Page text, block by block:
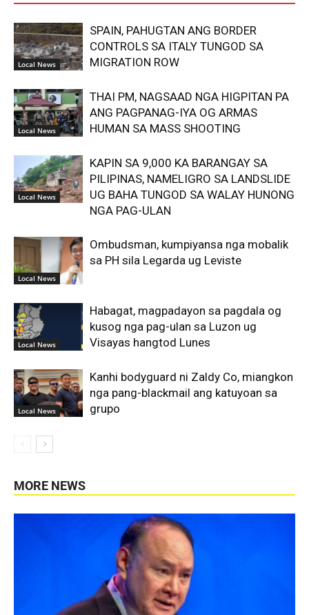
Local News
SPAIN, PAHUGTAN ANG BORDER
CONTROLS SA ITALY TUNGOD SA
MIGRATION ROW
Local News
THAI PM, NAGSAAD NGA HIGPITAN PA
ANG PAGPANAG-IYA OG ARMAS
HUMAN SA MASS SHOOTING
Local News
KAPIN SA 9,000 KA BARANGAY SA
PILIPINAS, NAMELIGRO SA LANDSLIDE
UG BAHA TUNGOD SA WALAY HUNONG
NGA PAG-ULAN
Local News
Ombudsman, kumpiyansa nga mobalik
sa PH sila Legarda ug Leviste
Local News
Habagat, magpadayon sa pagdala og
kusog nga pag-ulan sa Luzon ug
Visayas hangtod Lunes
Local News
Kanhi bodyguard ni Zaldy Co, miangkon
nga pang-blackmail ang katuyoan sa
grupo
MORE NEWS